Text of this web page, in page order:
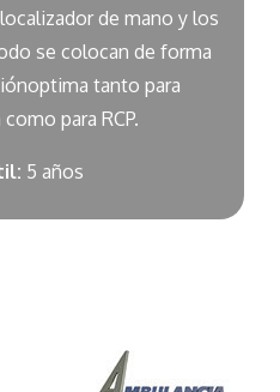
de mano y los
se colocan de forma
tanto para
para RCP.
5 años